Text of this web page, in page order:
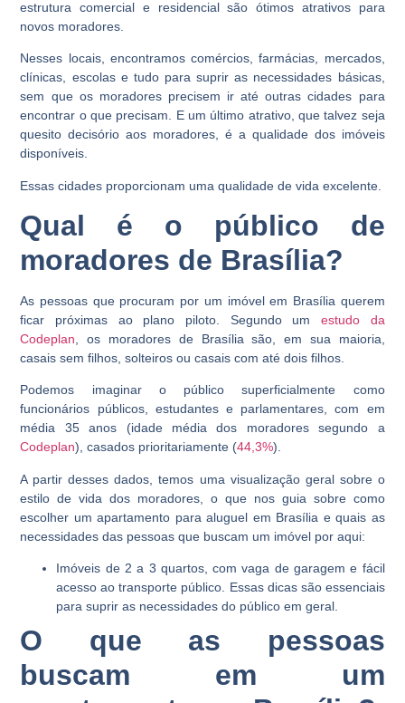
estrutura comercial e residencial são ótimos atrativos para
novos moradores.
Nesses locais, encontramos comércios, farmácias, mercados,
clínicas, escolas e tudo para suprir as necessidades básicas,
sem que os moradores precisem ir até outras cidades para
encontrar o que precisam. E um último atrativo, que talvez seja
quesito decisório aos moradores, é a qualidade dos imóveis
disponíveis.
Essas cidades proporcionam uma qualidade de vida excelente.
Qual é o público de
moradores de Brasília?
As pessoas que procuram por um imóvel em Brasília querem
ficar próximas ao plano piloto. Segundo um estudo da
Codeplan , os moradores de Brasília são, em sua maioria,
casais sem filhos, solteiros ou casais com até dois filhos.
Podemos imaginar o público superficialmente como
funcionários públicos, estudantes e parlamentares, com em
média 35 anos (idade média dos moradores segundo a
Codeplan), casados prioritariamente (44,3%).
A partir desses dados, temos uma visualização geral sobre o
estilo de vida dos moradores, o que nos guia sobre como
escolher um apartamento para aluguel em Brasília e quais as
necessidades das pessoas que buscam um imóvel por aqui:
Imóveis de 2 a 3 quartos, com vaga de garagem e fácil
acesso ao transporte público. Essas dicas são essenciais
para suprir as necessidades do público em geral.
O que as pessoas
buscam em um